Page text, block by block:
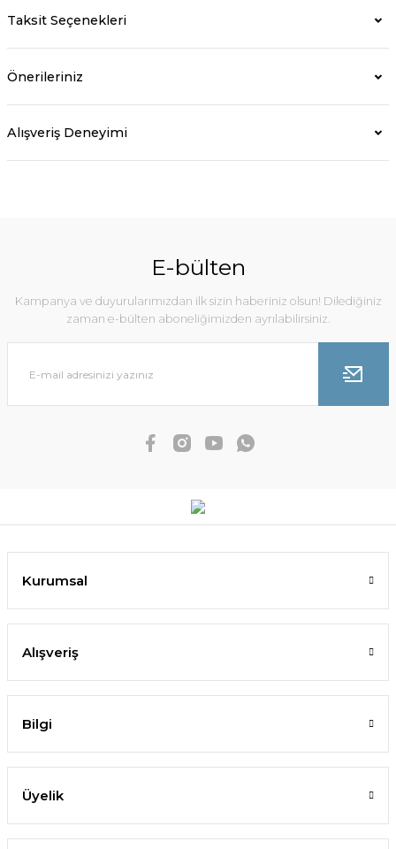
Taksit Seçenekleri
Önerileriniz
Alışveriş Deneyimi
E-bülten
Kampanya ve duyurularımızdan ilk sizin haberiniz olsun! Dilediğiniz
zaman e-bülten aboneliğimizden ayrılabilirsiniz.
Kurumsal
Alışveriş
Bilgi
Üyelik